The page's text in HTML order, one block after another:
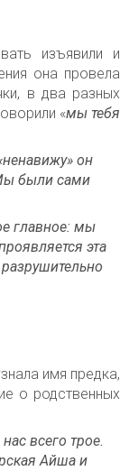
изъявили и
она провела
в два разных
«мы тебя
он
ы были сами
главное: мы
эта
имя предка,
о родственных
всего трое.
Айша и